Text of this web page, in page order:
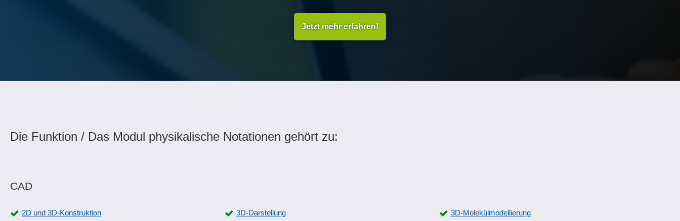
Jetzt mehr erfahren!
Die Funktion / Das Modul physikalische Notationen gehört zu:
CAD
2D und 3D-Konstruktion 3D-Darstellung
3D-Molekülmodellierung